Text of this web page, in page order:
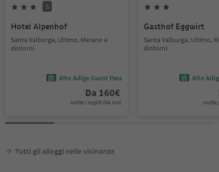
S
Hotel Alpenhof
Santa Valburga, Ultimo, Merano e
dintorni
Alto Adige Guest Pass
Da 160€
notte / ospiti IVA incl.
Gasthof Eggwirt
Santa Valburga, Ultimo,
dintorni
Alto
notte
Tutti gli alloggi nelle vicinanze